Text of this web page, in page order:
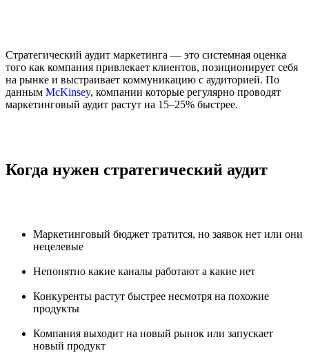
Стратегический аудит маркетинга — это системная оценка
того как компания привлекает клиентов, позиционирует себя
на рынке и выстраивает коммуникацию с аудиторией. По
данным McKinsey, компании которые регулярно проводят
маркетинговый аудит растут на 15–25% быстрее.
Когда нужен стратегический аудит
Маркетинговый бюджет тратится, но заявок нет или они
нецелевые
Непонятно какие каналы работают а какие нет
Конкуренты растут быстрее несмотря на похожие
продукты
Компания выходит на новый рынок или запускает
новый продукт